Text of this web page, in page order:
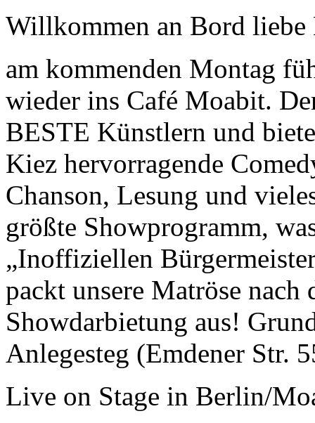
Willkommen an Bord liebe
am kommenden Montag
wieder ins Café Moabit.
BESTE Künstlern und
Kiez hervorragende
Chanson, Lesung und
größte Showprogramm,
„Inoffiziellen
packt unsere Matröse nach
Showdarbietung aus!
Anlegesteg (Emdener Str.
Live on Stage in Berlin/